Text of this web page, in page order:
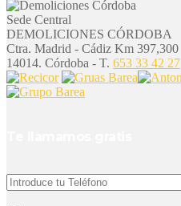
Sede Central
DEMOLICIONES CÓRDOBA
Ctra. Madrid - Cádiz Km 397,300
14014. Córdoba - T. 653 33 42 27